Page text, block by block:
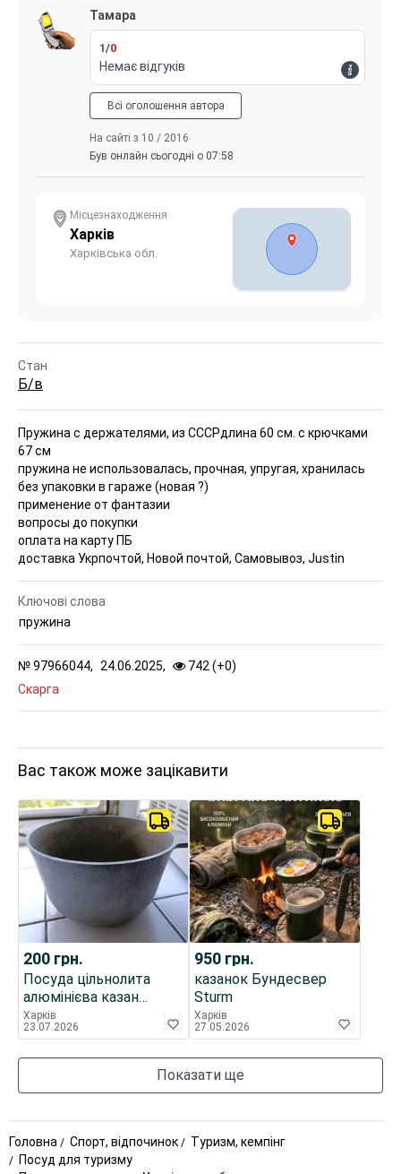
Тамара
1/0
Немає відгуків
Всі оголошення автора
На сайті з 10 / 2016
Був онлайн сьогодні о 07:58
Місцезнаходження
Харків
Харківська обл.
Стан
Б/в
Пружина с держателями, из СССРдлина 60 см. с крючками
67 см
пружина не использовалась, прочная, упругая, хранилась
без упаковки в гараже (новая ?)
применение от фантазии
вопросы до покупки
оплата на карту ПБ
доставка Укрпочтой, Новой почтой, Самовывоз, Justin
№97966044, 24.06.2025, 742 (+0)
Скарга
Ключові слова
пружина
Вас також може зацікавити
200 грн.
Посуда цільнолита
алюмінієва казан
казанок каструля
кастрюля невелика,
Харків
23.07.2026
950 грн.
казанок Бундесвер
Sturm
Харків
27.05.2026
Показати ще
Головна Спорт, відпочинок
Туризм, кемпінг
Посуд для туризму